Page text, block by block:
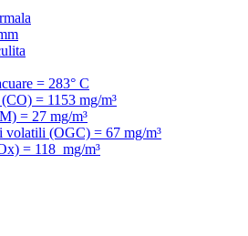
= 283° C
= 1153 mg/m³
= 27 mg/m³
volatili (OGC) = 67 mg/m³
= 118 mg/m³